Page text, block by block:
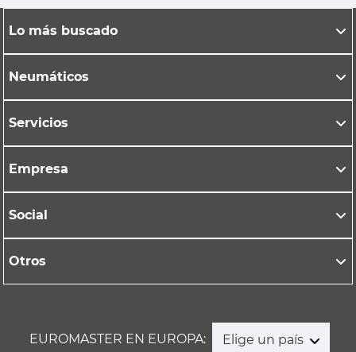
Lo más buscado
Neumáticos
Servicios
Empresa
Social
Otros
EUROMASTER EN EUROPA: Elige un país